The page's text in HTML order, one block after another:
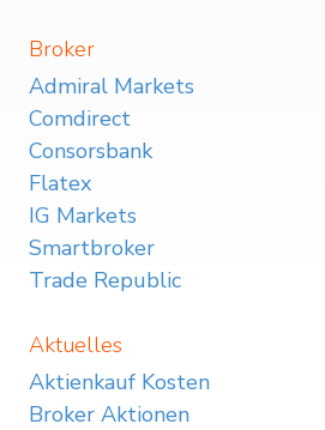
Broker
Admiral Markets
Comdirect
Consorsbank
Flatex
IG Markets
Smartbroker
Trade Republic
Aktuelles
Aktienkauf Kosten
Broker Aktionen